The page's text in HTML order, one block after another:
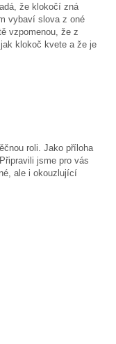
že klokočí zná
vybaví slova z oné
vzpomenou, že z
klokoč kvete a že je
roli. Jako příloha
jsme pro vás
ale i okouzlující